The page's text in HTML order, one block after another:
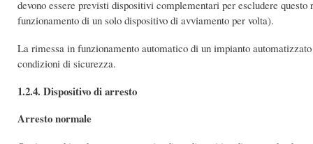
devono essere previsti dispositivi complementari per escludere
funzionamento di un solo dispositivo di avviamento per volta).
La rimessa in funzionamento automatico di un impianto
condizioni di sicurezza.
1.2.4. Dispositivo di arresto
Arresto normale